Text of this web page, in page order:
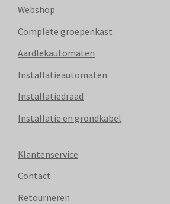
Webshop
Complete groepenkast
Aardlekautomaten
Installatieautomaten
Installatiedraad
Installatie en grondkabel
Klantenservice
Contact
Retourneren